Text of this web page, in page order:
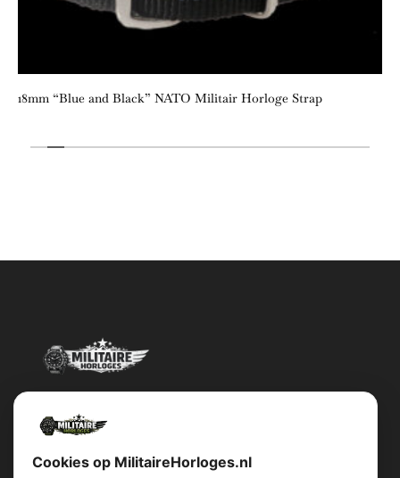
18mm “Blue and Black” NATO Militair Horloge Strap
Militairehorloges.nl is de exclusieve importeur en distributeur van
Cookies op MilitaireHorloges.nl